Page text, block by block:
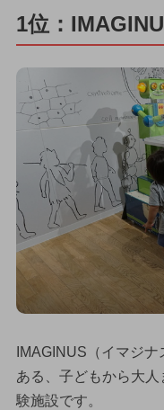
1位：
IMAGINUS（イマジ
ある、子どもから大
験施設です。